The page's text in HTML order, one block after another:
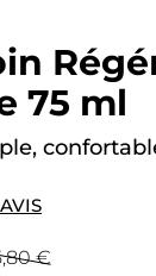
75 ml
€